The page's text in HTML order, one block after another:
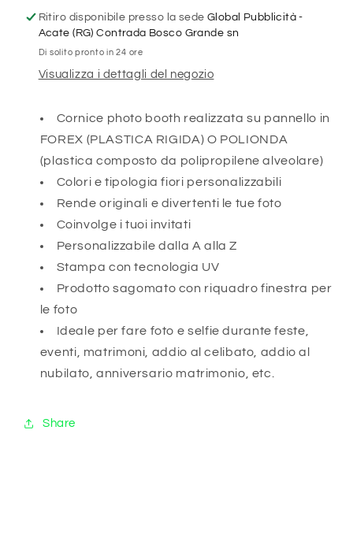
STAMPA
AD
ALTA
QUALITÁ
STAMPA
AD
ALTA
QUALITÁ
Ritiro disponibile presso la sede Global Pubblicità -
Acate (RG) Contrada Bosco Grande sn
Di solito pronto in 24 ore
Visualizza i dettagli del negozio
Cornice photo booth realizzata su pannello in
FOREX (PLASTICA RIGIDA) O POLIONDA
(plastica composto da polipropilene alveolare)
Colori e tipologia fiori personalizzabili
Rende originali e divertenti le tue foto
Coinvolge i tuoi invitati
Personalizzabile dalla A alla Z
Stampa con tecnologia UV
Prodotto sagomato con riquadro finestra per
le foto
Ideale per fare foto e selfie durante feste,
eventi, matrimoni, addio al celibato, addio al
nubilato, anniversario matrimonio, etc.
Share